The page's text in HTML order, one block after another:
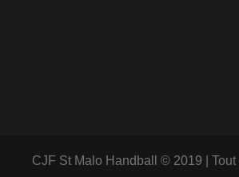
CJF St Malo Handball © 2019 | Tout